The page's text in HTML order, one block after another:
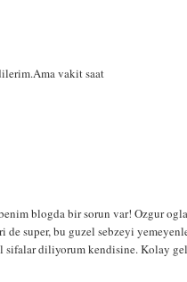
vakit saat
blogda bir sorun var! Ozgur
super, bu guzel sebzeyi
sifalar diliyorum kendisine. Kolay